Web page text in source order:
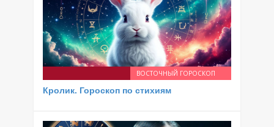
ВОСТОЧНЫЙ ГОРОСКОП
Кролик. Гороскоп по стихиям